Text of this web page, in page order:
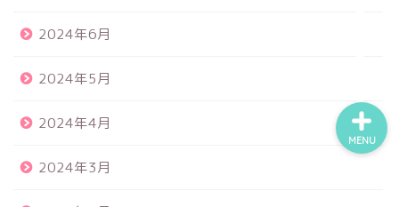
2024年6月
2024年5月
2024年4月
2024年3月
MENU